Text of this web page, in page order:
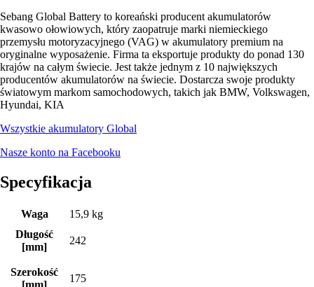
Sebang Global Battery to koreański producent akumulatorów
kwasowo ołowiowych, który zaopatruje marki niemieckiego
przemysłu motoryzacyjnego (VAG) w akumulatory premium na
oryginalne wyposażenie. Firma ta eksportuje produkty do ponad 130
krajów na całym świecie. Jest także jednym z 10 największych
producentów akumulatorów na świecie. Dostarcza swoje produkty
światowym markom samochodowych, takich jak BMW, Volkswagen,
Hyundai, KIA
Wszystkie akumulatory Global
Nasze konto na Facebooku
Specyfikacja
Waga
15,9 kg
Długość
[mm]
242
Szerokość
[mm]
175